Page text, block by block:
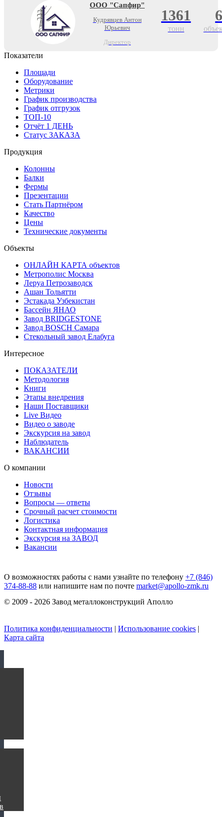
ООО "Сапфир"
Кудрявцев Антон
Юрьевич
Директор
1361
тонн
Показатели
Площади
Оборудование
Метрики
График производства
График отгрузок
ТОП-10
Отчёт 1 ДЕНЬ
Статус ЗАКАЗА
Продукция
Колонны
Балки
Фермы
Презентации
Стать Партнёром
Качество
Цены
Технические документы
Объекты
ОНЛАЙН КАРТА объектов
Метрополис Москва
Леруа Петрозаводск
Ашан Тольятти
Эстакада Узбекистан
Бассейн ЯНАО
Завод BRIDGESTONE
Завод BOSCH Самара
Стекольный завод Елабуга
Интересное
ПОКАЗАТЕЛИ
Методология
Книги
Этапы внедрения
Наши Поставщики
Live Видео
Видео о заводе
Экскурсия на завод
Наблюдатель
ВАКАНСИИ
О компании
Новости
Отзывы
Вопросы — ответы
Срочный расчет стоимости
Логистика
Контактная информация
Экскурсия на ЗАВОД
Вакансии
О возможностях работы с нами узнайте по телефону +7 (846)
374-88-88 или напишите нам по почте market@apollo-zmk.ru
© 2009 - 2026 Завод металлоконструкций Аполло
Политика конфиденциальности | Использование cookies |
Карта сайта